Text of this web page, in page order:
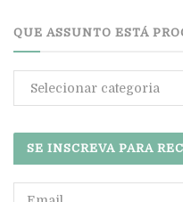
QUE ASSUNTO ESTÁ
procurando?
SE INSCREVA PARA